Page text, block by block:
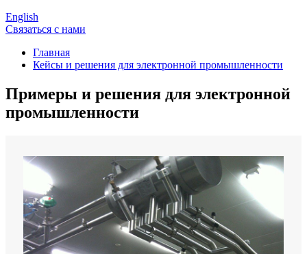
English
Связаться с нами
Главная
Кейсы и решения для электронной промышленности
Примеры и решения для электронной
промышленности